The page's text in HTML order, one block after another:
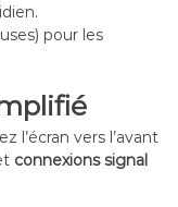
pour les
l’écran vers l’avant
connexions signal